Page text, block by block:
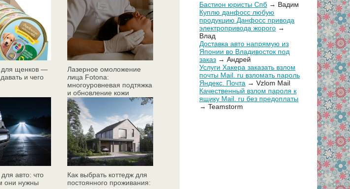
для щенков —
и чего
Лазерное омоложение
лица Fotona:
многоуровневая подтяжка
и обновление кожи
авто: что
они нужны
Как выбрать коттедж для
постоянного проживания:
Бастион юристы Спб → Вадим
Куплю данфосс любую
продукцию Данфосс привода
электропривода жорого →
Влад
Доставка авто напрямую из
Японии во Владивосток под
заказ → Андрей
Услуги Хакера заказать взлом
почты Mail. ru взломать пароль
Яндекс. Почта → Vzlom Mail
Качественный взлом пароля к
ящику Mail. ru без предоплаты
→ Teamstorm